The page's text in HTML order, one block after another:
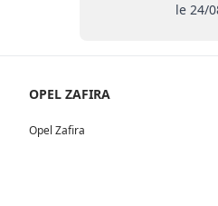
le 24/
OPEL ZAFIRA
Opel Zafira